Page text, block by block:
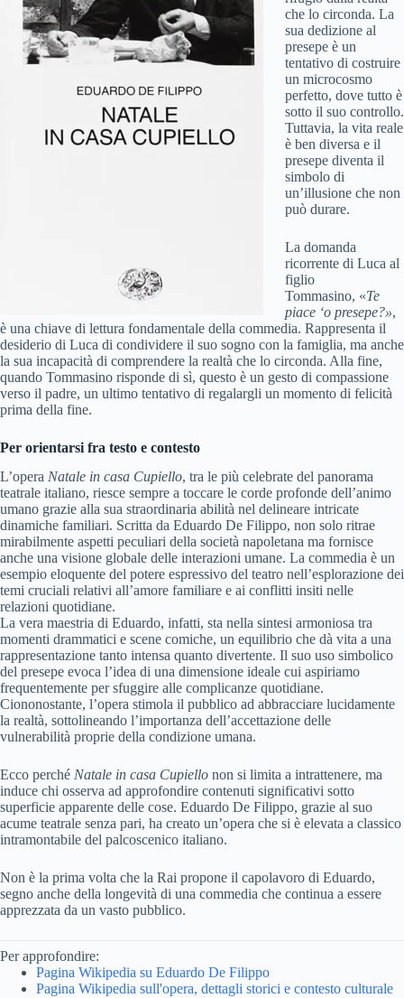
che lo circonda. La
sua dedizione al
presepe è un
tentativo di costruire
un microcosmo
perfetto, dove tutto è
sotto il suo controllo.
Tuttavia, la vita reale
è ben diversa e il
presepe diventa il
simbolo di
un’illusione che non
può durare.
La domanda
ricorrente di Luca al
figlio
Tommasino, «Te
piace ‘o presepe?»,
è una chiave di lettura fondamentale della commedia. Rappresenta il
desiderio di Luca di condividere il suo sogno con la famiglia, ma anche
la sua incapacità di comprendere la realtà che lo circonda. Alla fine,
quando Tommasino risponde di sì, questo è un gesto di compassione
verso il padre, un ultimo tentativo di regalargli un momento di felicità
prima della fine.
Per orientarsi fra testo e contesto
L’opera Natale in casa Cupiello, tra le più celebrate del panorama
teatrale italiano, riesce sempre a toccare le corde profonde dell’animo
umano grazie alla sua straordinaria abilità nel delineare intricate
dinamiche familiari. Scritta da Eduardo De Filippo, non solo ritrae
mirabilmente aspetti peculiari della società napoletana ma fornisce
anche una visione globale delle interazioni umane. La commedia è un
esempio eloquente del potere espressivo del teatro nell’esplorazione dei
temi cruciali relativi all’amore familiare e ai conflitti insiti nelle
relazioni quotidiane.
La vera maestria di Eduardo, infatti, sta nella sintesi armoniosa tra
momenti drammatici e scene comiche, un equilibrio che dà vita a una
rappresentazione tanto intensa quanto divertente. Il suo uso simbolico
del presepe evoca l’idea di una dimensione ideale cui aspiriamo
frequentemente per sfuggire alle complicanze quotidiane.
Ciononostante, l’opera stimola il pubblico ad abbracciare lucidamente
la realtà, sottolineando l’importanza dell’accettazione delle
vulnerabilità proprie della condizione umana.
Ecco perché Natale in casa Cupiello non si limita a intrattenere, ma
induce chi osserva ad approfondire contenuti significativi sotto
superficie apparente delle cose. Eduardo De Filippo, grazie al suo
acume teatrale senza pari, ha creato un’opera che si è elevata a classico
intramontabile del palcoscenico italiano.
Non è la prima volta che la Rai propone il capolavoro di Eduardo,
segno anche della longevità di una commedia che continua a essere
apprezzata da un vasto pubblico.
Per approfondire:
Pagina Wikipedia su Eduardo De Filippo
Pagina Wikipedia sull'opera, dettagli storici e contesto culturale